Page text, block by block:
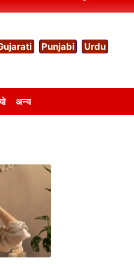
Punjabi Urdu
अन्य